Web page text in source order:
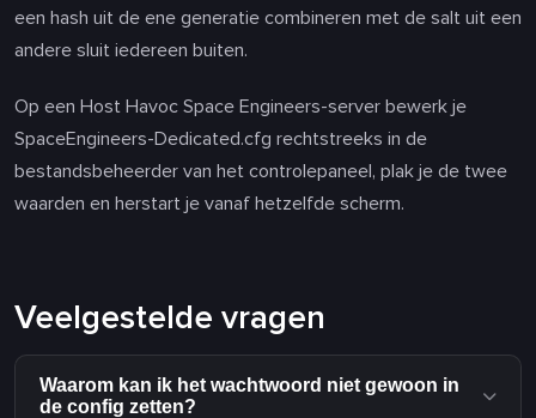
een hash uit de ene generatie combineren met de salt uit een
andere sluit iedereen buiten.
Op een Host Havoc Space Engineers-server bewerk je
SpaceEngineers-Dedicated.cfg rechtstreeks in de
bestandsbeheerder van het controlepaneel, plak je de twee
waarden en herstart je vanaf hetzelfde scherm.
Veelgestelde vragen
Waarom kan ik het wachtwoord niet gewoon in
de config zetten?